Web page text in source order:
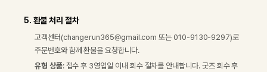
5. 환불 처리 절차
고객센터(changerun365@gmail.com 또는 010-9130-9297)로
주문번호와 함께 환불을 요청합니다.
유형 상품: 접수 후 3영업일 이내 회수 절차를 안내합니다. 굿즈 회수 후